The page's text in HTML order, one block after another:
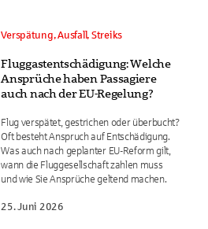
Verspätung, Ausfall, Streiks
Fluggastentschädigung: Welche
Ansprüche haben Passagiere
auch nach der EU-Regelung?
Flug verspätet, gestrichen oder überbucht?
Oft besteht Anspruch auf Entschädigung.
Was auch nach geplanter EU-Reform gilt,
wann die Fluggesellschaft zahlen muss
und wie Sie Ansprüche geltend machen.
25. Juni 2026